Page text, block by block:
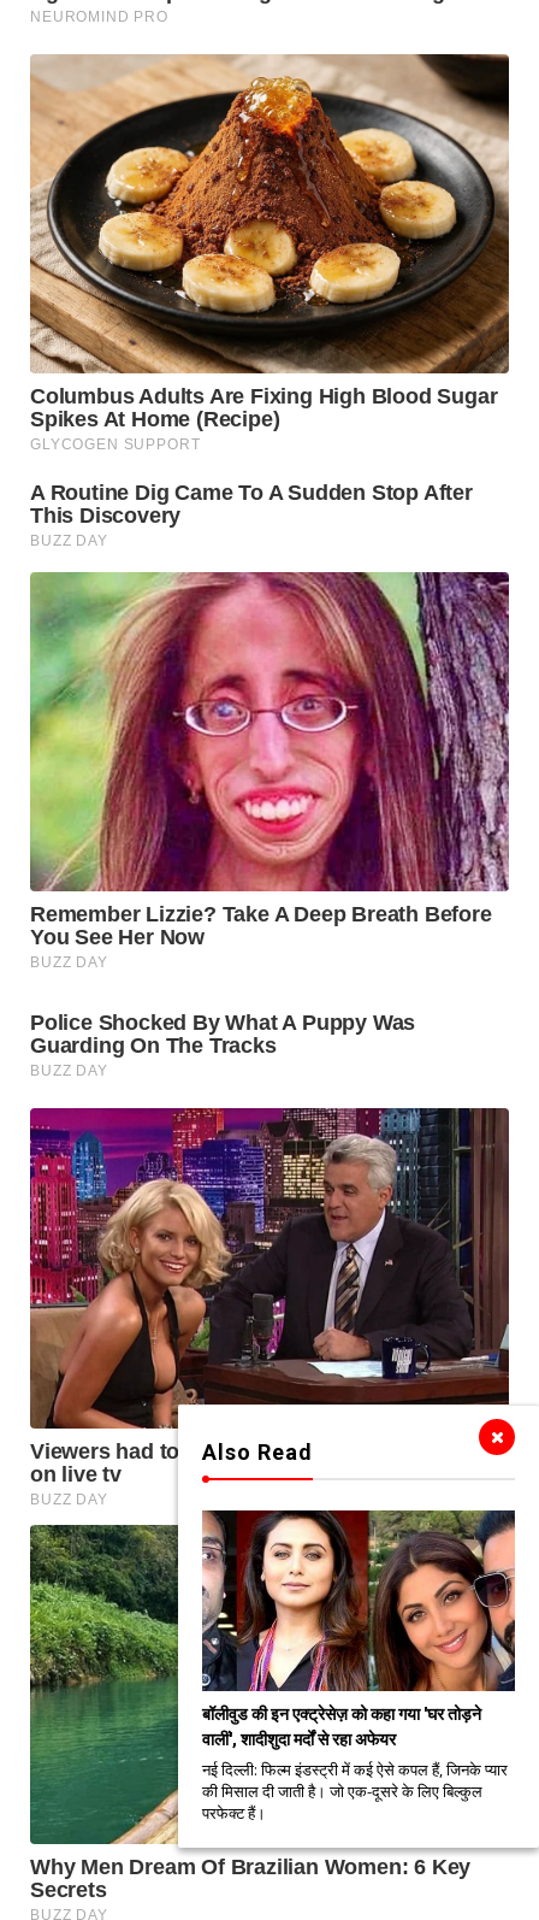
Also Read
बॉलीवुड की इन एक्ट्रेसेज़ को कहा गया 'घर तोड़ने
वालीं', शादीशुदा मर्दों से रहा अफेयर
नई दिल्ली: फिल्म इंडस्ट्री में कई ऐसे कपल हैं, जिनके प्यार
की मिसाल दी जाती है। जो एक-दूसरे के लिए बिल्कुल
परफेक्ट हैं।